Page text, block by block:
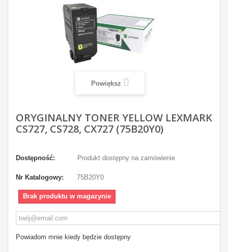
Powiększ
ORYGINALNY TONER YELLOW LEXMARK
CS727, CS728, CX727 (75B20Y0)
Dostępność: Produkt dostępny na zamówienie
Nr Katalogowy: 75B20Y0
Brak produktu w magazynie
Powiadom mnie kiedy będzie dostępny